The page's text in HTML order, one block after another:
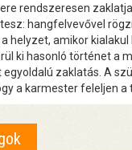
rendszeresen
hangfelvevővel
a helyzet, amikor
ki hasonló történet a
zaklatás. A
a karmester feleljen a